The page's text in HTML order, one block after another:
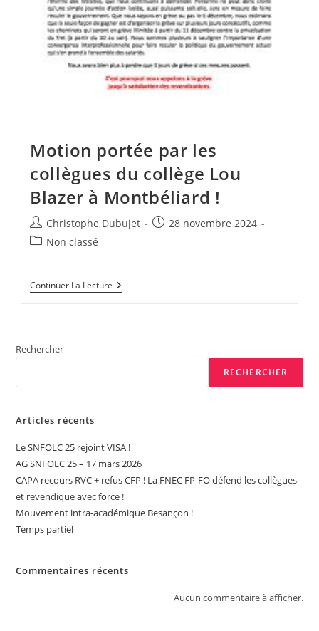
Motion portée par les
collègues du collège Lou
Blazer à Montbéliard !
Auteur/autrice
de
Christophe Dubujet
Publication
28 novembre 2024
PostNon classé
Continuer La Lecture Motion
Portée
À
Rechercher
RECHERCHER
Articles récents
Le SNFOLC 25 rejoint VISA !
AG SNFOLC 25 – 17 mars 2026
CAPA recours RVC + refus CFP ! La FNEC FP-FO défend les collègues
et revendique avec force !
Mouvement intra-académique Besançon !
Temps partiel
Commentaires récents
Aucun commentaire à afficher.